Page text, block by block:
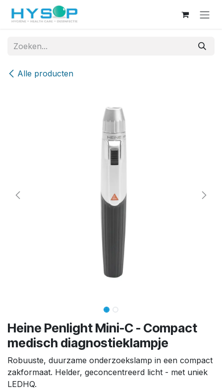
Overslaan naar inhoud
Alle producten
Heine Penlight Mini-C - Compact
medisch diagnostieklampje
Robuuste, duurzame onderzoekslamp in een compact
zakformaat. Helder, geconcentreerd licht - met uniek
LEDHQ.